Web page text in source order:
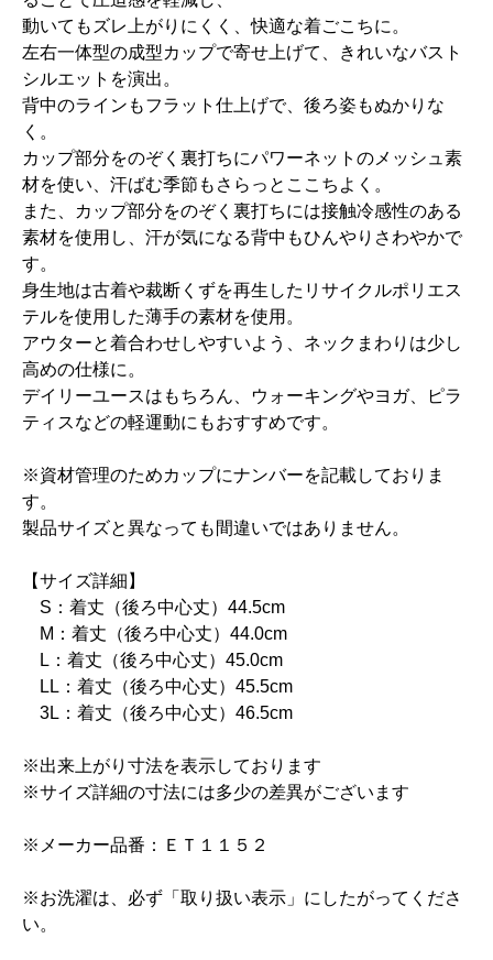
動いてもズレ上がりにくく、快適な着ごこちに。
左右一体型の成型カップで寄せ上げて、きれいなバスト
シルエットを演出。
背中のラインもフラット仕上げで、後ろ姿もぬかりな
く。
カップ部分をのぞく裏打ちにパワーネットのメッシュ素
材を使い、汗ばむ季節もさらっとここちよく。
また、カップ部分をのぞく裏打ちには接触冷感性のある
素材を使用し、汗が気になる背中もひんやりさわやかで
す。
身生地は古着や裁断くずを再生したリサイクルポリエス
テルを使用した薄手の素材を使用。
アウターと着合わせしやすいよう、ネックまわりは少し
高めの仕様に。
デイリーユースはもちろん、ウォーキングやヨガ、ピラ
ティスなどの軽運動にもおすすめです。
※資材管理のためカップにナンバーを記載しておりま
す。
製品サイズと異なっても間違いではありません。
【サイズ詳細】
S：着丈（後ろ中心丈）44.5cm
M：着丈（後ろ中心丈）44.0cm
L：着丈（後ろ中心丈）45.0cm
LL：着丈（後ろ中心丈）45.5cm
3L：着丈（後ろ中心丈）46.5cm
※出来上がり寸法を表示しております
※サイズ詳細の寸法には多少の差異がございます
※メーカー品番：ＥＴ１１５２
※お洗濯は、必ず「取り扱い表示」にしたがってくださ
い。